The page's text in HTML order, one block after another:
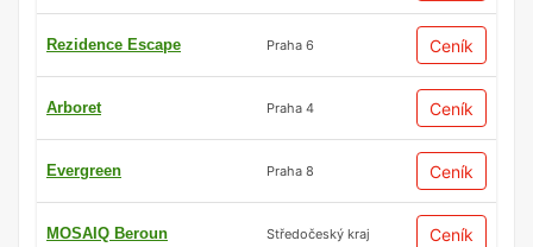
Rezidence Escape Praha 6 Ceník
Arboret Praha 4 Ceník
Evergreen Praha 8 Ceník
MOSAIQ Beroun Středočeský kraj Ceník